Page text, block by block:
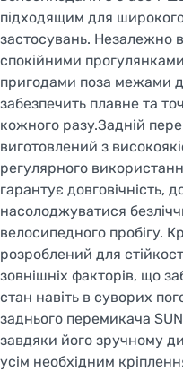
підходящим для
застосувань. Незалежно
спокійними
пригодами поза межами
забезпечить плавне та
кожного разу.Задній
виготовлений з
регулярного
гарантує довговічність,
насолоджуватися
велосипедного пробігу.
розроблений для
зовнішніх факторів, що
стан навіть в суворих
заднього перемикача
завдяки його зручному
усім необхідним